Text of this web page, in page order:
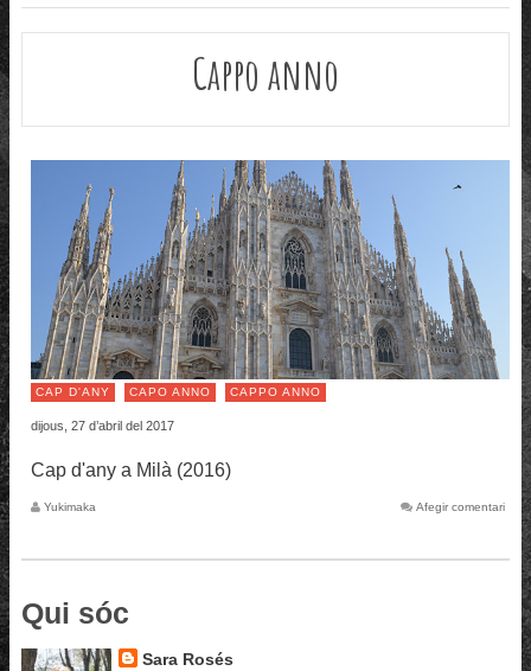
Cappo anno
CAP D'ANY CAPO ANNO CAPPO ANNO
dijous, 27 d’abril del 2017
Cap d'any a Milà (2016)
Yukimaka Afegir comentari
Qui sóc
Sara Rosés